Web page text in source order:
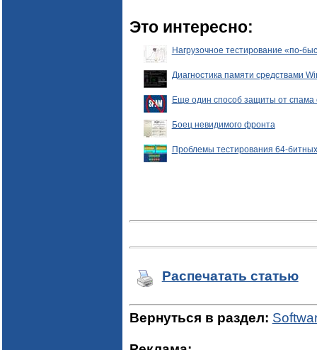
Это интересно:
Нагрузочное тестирование «по-
Диагностика памяти средствами
Еще один способ защиты от
Боец невидимого фронта
Проблемы тестирования 64-
Распечатать статью
Вернуться в раздел: